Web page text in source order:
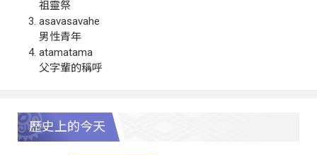
祖靈祭
asavasavahe
男性青年
atamatama
父字輩的稱呼
歷史上的今天